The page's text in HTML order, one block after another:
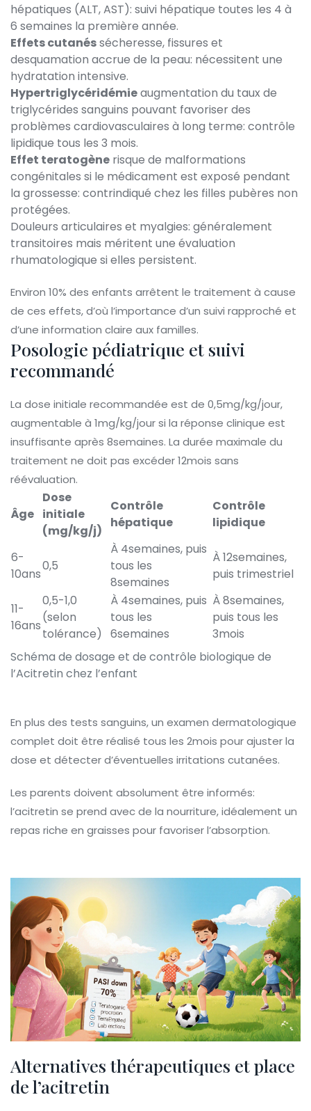
hépatiques (ALT, AST): suivi hépatique toutes les 4 à
6 semaines la première année.
Effets cutanéssécheresse, fissures et
desquamation accrue de la peau: nécessitent une
hydratation intensive.
Hypertriglycéridémieaugmentation du taux de
triglycérides sanguins pouvant favoriser des
problèmes cardiovasculaires à long terme: contrôle
lipidique tous les 3 mois.
Effet teratogène risque de malformations
congénitales si le médicament est exposé pendant
la grossesse: contrindiqué chez les filles pubères non
protégées.
Douleurs articulaires et myalgies: généralement
transitoires mais méritent une évaluation
rhumatologique si elles persistent.
Environ 10% des enfants arrêtent le traitement à cause
de ces effets, d’où l’importance d’un suivi rapproché et
d’une information claire aux familles.
Posologie pédiatrique et suivi
recommandé
La dose initiale recommandée est de 0,5mg/kg/jour,
augmentable à 1mg/kg/jour si la réponse clinique est
insuffisante après 8semaines. La durée maximale du
traitement ne doit pas excéder 12mois sans
réévaluation.
Schéma de dosage et de contrôle biologique de
l’Acitretin chez l’enfant
Âge
Dose
initiale
(mg/kg/j)
Contrôle
hépatique
Contrôle
lipidique
6-
10ans
0,5
À 4semaines, puis
tous les
8semaines
À 12semaines,
puis trimestriel
11-
16ans
0,5-1,0
(selon
tolérance)
À 4semaines, puis
tous les
6semaines
À 8semaines,
puis tous les
3mois
En plus des tests sanguins, un examen dermatologique
complet doit être réalisé tous les 2mois pour ajuster la
dose et détecter d’éventuelles irritations cutanées.
Les parents doivent absolument être informés:
l’acitretin se prend avec de la nourriture, idéalement un
repas riche en graisses pour favoriser l’absorption.
Alternatives thérapeutiques et place
de l’acitretin